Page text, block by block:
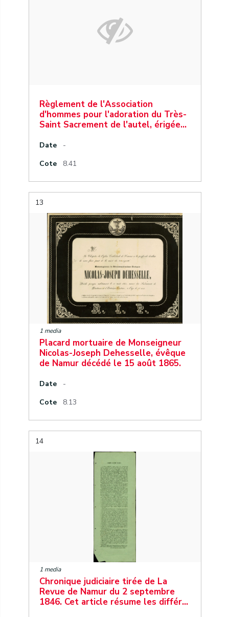
Règlement de l'Association
d'hommes pour l'adoration du Très-
Saint Sacrement de l'autel, érigée…
Date
-
Cote
8.41
13
1 media
Placard mortuaire de Monseigneur
Nicolas-Joseph Dehesselle, évêque
de Namur décédé le 15 août 1865.
Date
-
Cote
8.13
14
1 media
Chronique judiciaire tirée de La
Revue de Namur du 2 septembre
1846. Cet article résume les différ…